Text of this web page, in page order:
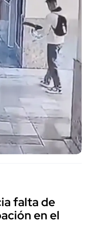
falta de
en el